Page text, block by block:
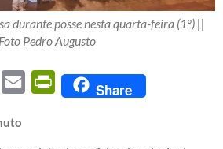
durante posse nesta quarta-feira (1º) ||
Foto Pedro Augusto
Twitter Email PrintFriendly
Share